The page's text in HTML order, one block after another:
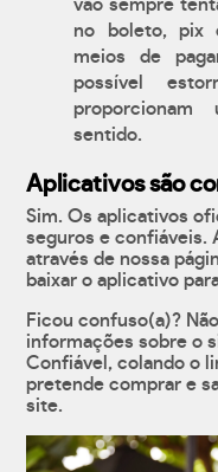
vão sempre
no boleto, pix
meios de
possível
sentido.
Aplicativos são
Sim. Os aplicativos
seguros e confiáveis.
através de nossa
baixar o aplicativo
Ficou confuso(a)?
informações sobre o
Confiável, colando o
pretende comprar e
site.